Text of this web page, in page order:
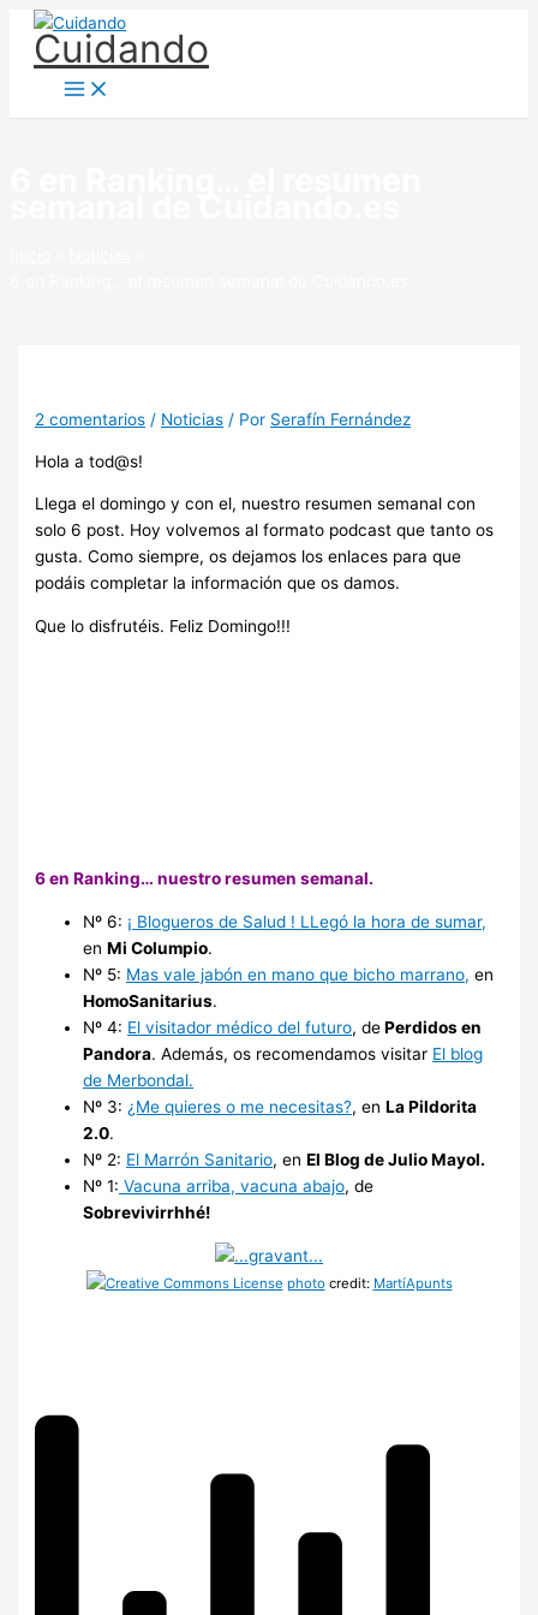
contenido
Cuidando
2 comentarios / Noticias / Por Serafín Fernández
Hola a tod@s!
Llega el domingo y con el, nuestro resumen semanal con
solo 6 post. Hoy volvemos al formato podcast que tanto os
gusta. Como siempre, os dejamos los enlaces para que
podáis completar la información que os damos.
Que lo disfrutéis. Feliz Domingo!!!
6 en Ranking… nuestro resumen semanal.
Nº 6: ¡ Blogueros de Salud ! LLegó la hora de sumar,
enMi Columpio.
Nº 5: Mas vale jabón en mano que bicho marrano, en
HomoSanitarius.
Nº 4: El visitador médico del futuro, dePerdidos en
Pandora. Además, os recomendamos visitar El blog
de Merbondal.
Nº 3: ¿Me quieres o me necesitas?, enLa Pildorita
2.0.
Nº 2: El Marrón Sanitario, enEl Blog de Julio Mayol.
Nº 1: Vacuna arriba, vacuna abajo, de
Sobrevivirrhhé!
photocredit: MartíApunts